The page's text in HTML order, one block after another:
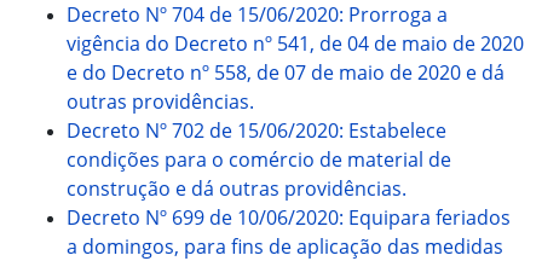
Decreto Nº 704 de 15/06/2020: Prorroga a
vigência do Decreto nº 541, de 04 de maio de 2020
e do Decreto nº 558, de 07 de maio de 2020 e dá
outras providências.
Decreto Nº 702 de 15/06/2020: Estabelece
condições para o comércio de material de
construção e dá outras providências.
Decreto Nº 699 de 10/06/2020: Equipara feriados
a domingos, para fins de aplicação das medidas